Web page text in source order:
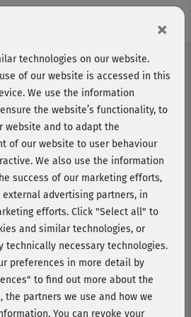
bekommst du
×
technologies on our website.
of our website is accessed in this
We use the information
the website’s functionality, to
website and to adapt the
of our website to user behaviour
We also use the information
success of our marketing efforts,
advertising partners, in
efforts. Click "Select all" to
and similar technologies, or
technically necessary technologies.
preferences in more detail by
to find out more about the
the partners we use and how we
You can revoke your